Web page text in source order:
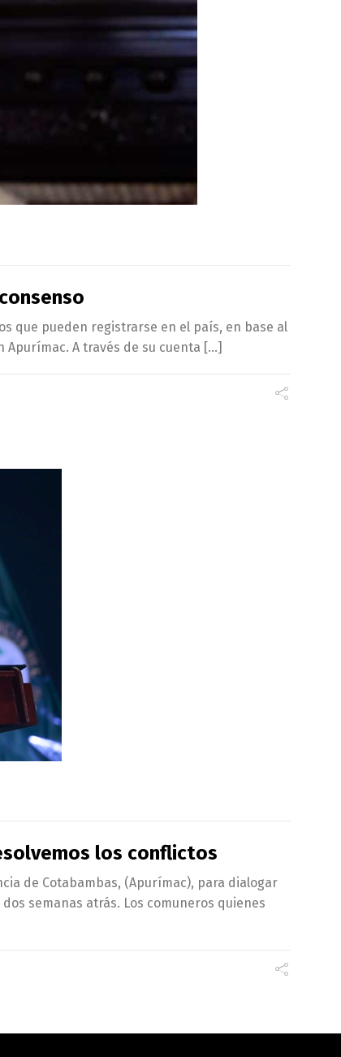
que pueden registrarse en el país, en base al
A través de su cuenta […]
los conflictos
de Cotabambas, (Apurímac), para dialogar
semanas atrás. Los comuneros quienes